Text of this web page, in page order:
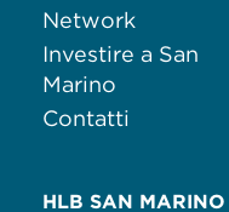
Network
Investire a San
Marino
Contatti
HLB SAN MARINO